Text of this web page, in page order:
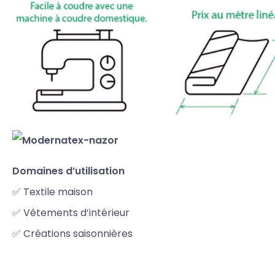
Domaines d’utilisation
✅ Textile maison
✅ Vêtements d’intérieur
✅ Créations saisonnières